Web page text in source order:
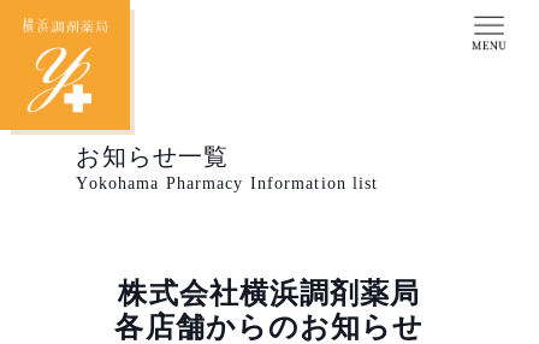
お知らせ一覧
Yokohama Pharmacy Information list
株式会社横浜調剤薬局
各店舗からのお知らせ